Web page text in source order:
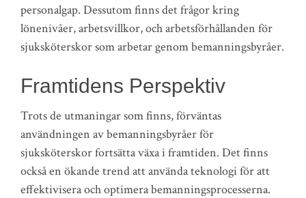
personalgap. Dessutom finns det frågor kring
lönenivåer, arbetsvillkor, och arbetsförhållanden för
sjuksköterskor som arbetar genom bemanningsbyråer.
Framtidens Perspektiv
Trots de utmaningar som finns, förväntas
användningen av bemanningsbyråer för
sjuksköterskor fortsätta växa i framtiden. Det finns
också en ökande trend att använda teknologi för att
effektivisera och optimera bemanningsprocesserna.